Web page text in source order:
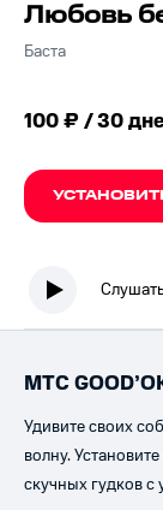
Любовь
Баста
100 ₽ / 30
МТС
Удивите своих
волну.
скучных гудков с